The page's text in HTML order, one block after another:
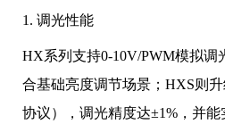
1. 调光性能
HX系列支持0-10V/PWM模拟调
合基础亮度调节场景；HXS则
协议），调光精度达±1%，并